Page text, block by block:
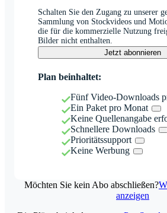
Schalten Sie den Zugang zu unserer
Sammlung von Stockvideos und
die für die kommerzielle Nutzung
Bilder nicht enthalten.
Jetzt abonnieren
Plan beinhaltet:
Fünf Video-Downloads
Ein Paket pro Monat
Keine Quellenangabe
Schnellere Downloads
Prioritätssupport
Keine Werbung
Möchten Sie kein Abo abschließen?
anzeigen